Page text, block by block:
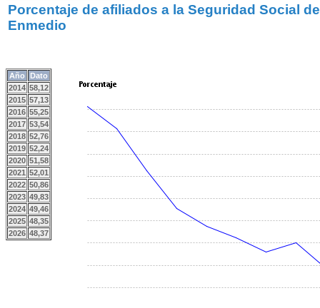
Porcentaje de afiliados a la Seguridad Social
Enmedio
Año
Dato
2014 58,12
2015 57,13
2016 55,25
2017 53,54
2018 52,76
2019 52,24
2020 51,58
2021 52,01
2022 50,86
2023 49,83
2024 49,46
2025 48,35
2026 48,37